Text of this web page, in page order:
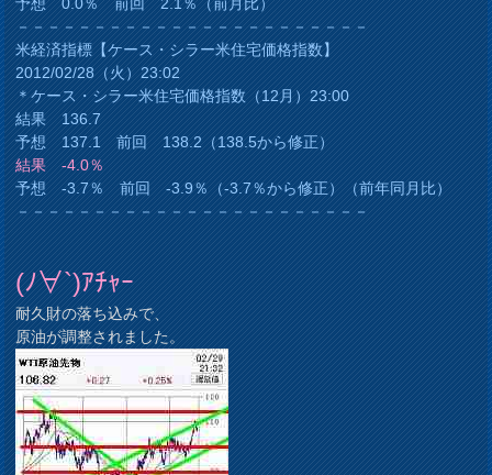
－－－－－－－－－－－－－－－－－－－－－－－
米経済指標【ケース・シラー米住宅価格指数】
2012/02/28（火）23:02
＊ケース・シラー米住宅価格指数（12月）23:00
結果 136.7
予想 137.1 前回 138.2（138.5から修正）
結果 -4.0％
予想 -3.7％ 前回 -3.9％（-3.7％から修正）（前年同月比）
－－－－－－－－－－－－－－－－－－－－－－－
(ﾉ∀`)ｱﾁｬｰ
耐久財の落ち込みで、
原油が調整されました。